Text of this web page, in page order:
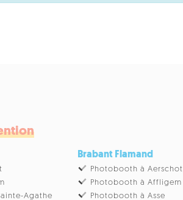
Agathe
Brabant Flamand
Photobooth à Aerschot
Photobooth à Affligem
Photobooth à Asse